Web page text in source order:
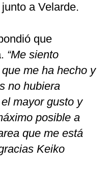
a Velarde.
que
“Me siento
me ha hecho y
no hubiera
mayor gusto y
posible a
que me está
Keiko